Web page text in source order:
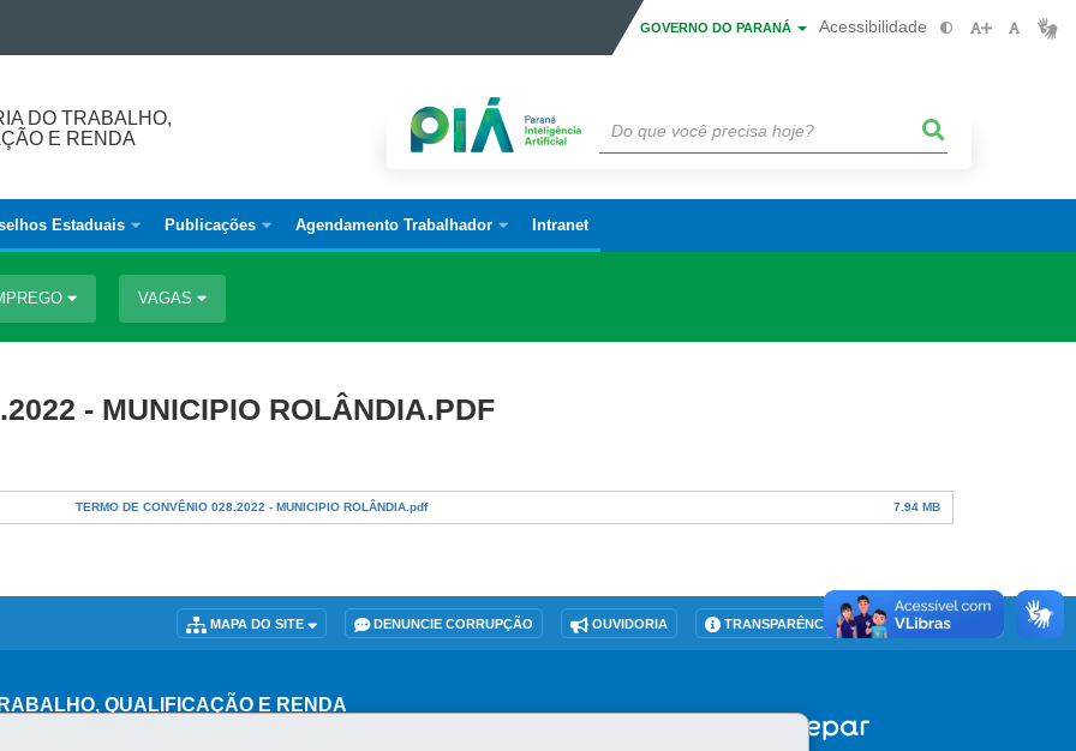
GOVERNO DO PARANÁ Acessibilidade
DO TRABALHO,
E RENDA
Estaduais Publicações Agendamento Trabalhador Intranet
VAGAS
- MUNICIPIO ROLÂNDIA.PDF
TERMO DE CONVÊNIO 028.2022 - MUNICIPIO ROLÂNDIA.pdf 7.94 MB
MAPA DO SITE DENUNCIE CORRUPÇÃO OUVIDORIA TRANSPARÊNCIA INSTITUCIONAL
QUALIFICAÇÃO E RENDA
Francisco